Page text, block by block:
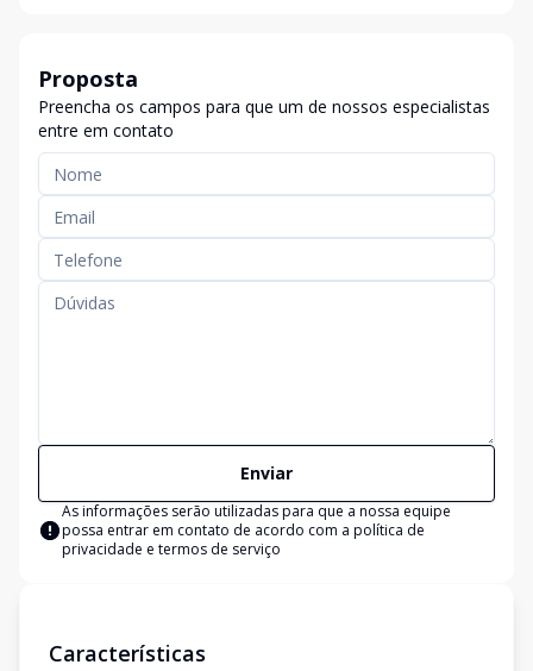
Proposta
Preencha os campos para que um de nossos especialistas
entre em contato
Enviar
As informações serão utilizadas para que a nossa equipe
possa entrar em contato de acordo com a política de
privacidade e termos de serviço
Características